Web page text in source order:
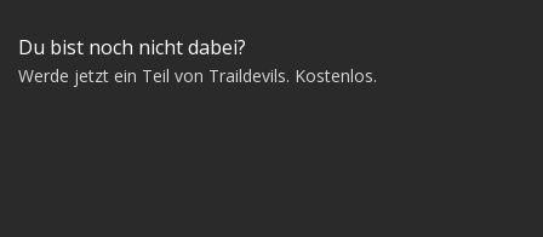
Du bist noch nicht dabei?
Werde jetzt ein Teil von Traildevils. Kostenlos.